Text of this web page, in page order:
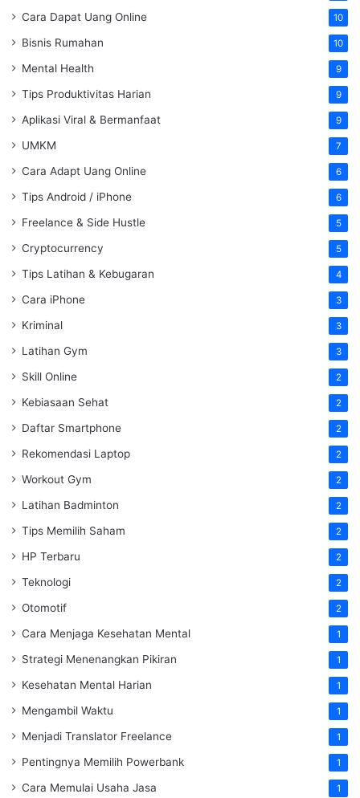
Cara Dapat Uang Online 10
Bisnis Rumahan 10
Mental Health 9
Tips Produktivitas Harian 9
Aplikasi Viral & Bermanfaat 9
UMKM 7
Cara Adapt Uang Online 6
Tips Android / iPhone 6
Freelance & Side Hustle 5
Cryptocurrency 5
Tips Latihan & Kebugaran 4
Cara iPhone 3
Kriminal 3
Latihan Gym 3
Skill Online 2
Kebiasaan Sehat 2
Daftar Smartphone 2
Rekomendasi Laptop 2
Workout Gym 2
Latihan Badminton 2
Tips Memilih Saham 2
HP Terbaru 2
Teknologi 2
Otomotif 2
Cara Menjaga Kesehatan Mental 1
Strategi Menenangkan Pikiran 1
Kesehatan Mental Harian 1
Mengambil Waktu 1
Menjadi Translator Freelance 1
Pentingnya Memilih Powerbank 1
Cara Memulai Usaha Jasa 1